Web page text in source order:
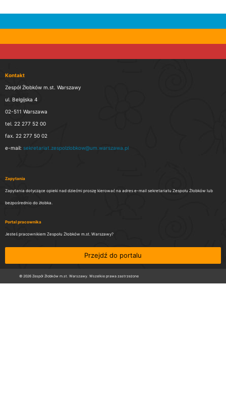
Kontakt
Zespół Żłobków m.st. Warszawy
ul. Belgijska 4
02-511 Warszawa
tel. 22 277 52 00
fax. 22 277 50 02
e-mail: sekretariat.zespolzlobkow@um.warszawa.pl
Zapytania
Zapytania dotyczące opieki nad dziećmi proszę kierować na adres e-mail sekretariatu Zespołu Żłobków lub
bezpośrednio do żłobka.
Portal pracownika
Jesteś pracownikiem Zespołu Żłobków m.st. Warszawy?
Przejdź do portalu
© 2026 Zespół Żłobków m.st. Warszawy. Wszelkie prawa zastrzeżone